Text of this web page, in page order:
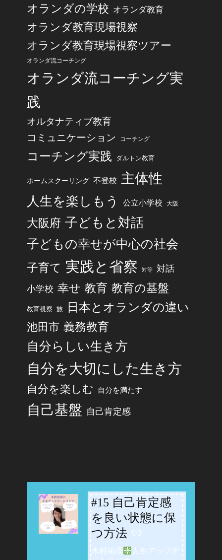
オランダの学校 オランダ教育
オランダ教育現場視察
オランダ教育現場視察ツアー
オランダ流コーチング
オランダ流コーチング実
践
オルタナティブ教育
コミュニケーション コーチング
コーチング実践 ダルトン教育
ホームスクーリング 不登校 主体性
人生を楽しもう 公立小学校 大阪
大阪府 子どもと対話
子どもの幸せが中心の社会
子育て 実践と省察 対等
対話
小学校 幸せ 教育 教育の基盤
教育視察 旅 日本とオランダの違い
池田市 義務教育
自分らしい生き方
自分を大切にした生き方
自分を楽しむ 自分を満たす
自己基盤 自己肯定感
#15 自己肯定感
を良い状態に保
つ方法
-
木村祐理
人生アップデ